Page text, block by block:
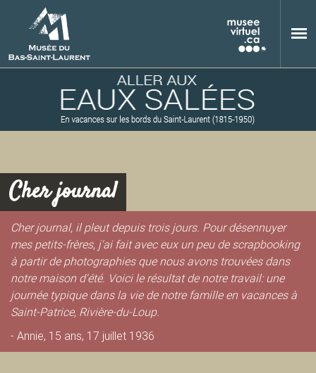
M
u
s
Cher journal
Cher journal, il pleut depuis trois jours. Pour désennuyer
mes petits-frères, j'ai fait avec eux un peu de scrapbooking
à partir de photographies que nous avons trouvées dans
notre maison d'été. Voici le résultat de notre travail: une
journée typique dans la vie de notre famille en vacances à
Saint-Patrice, Rivière-du-Loup.
- Annie, 15 ans, 17 juillet 1936